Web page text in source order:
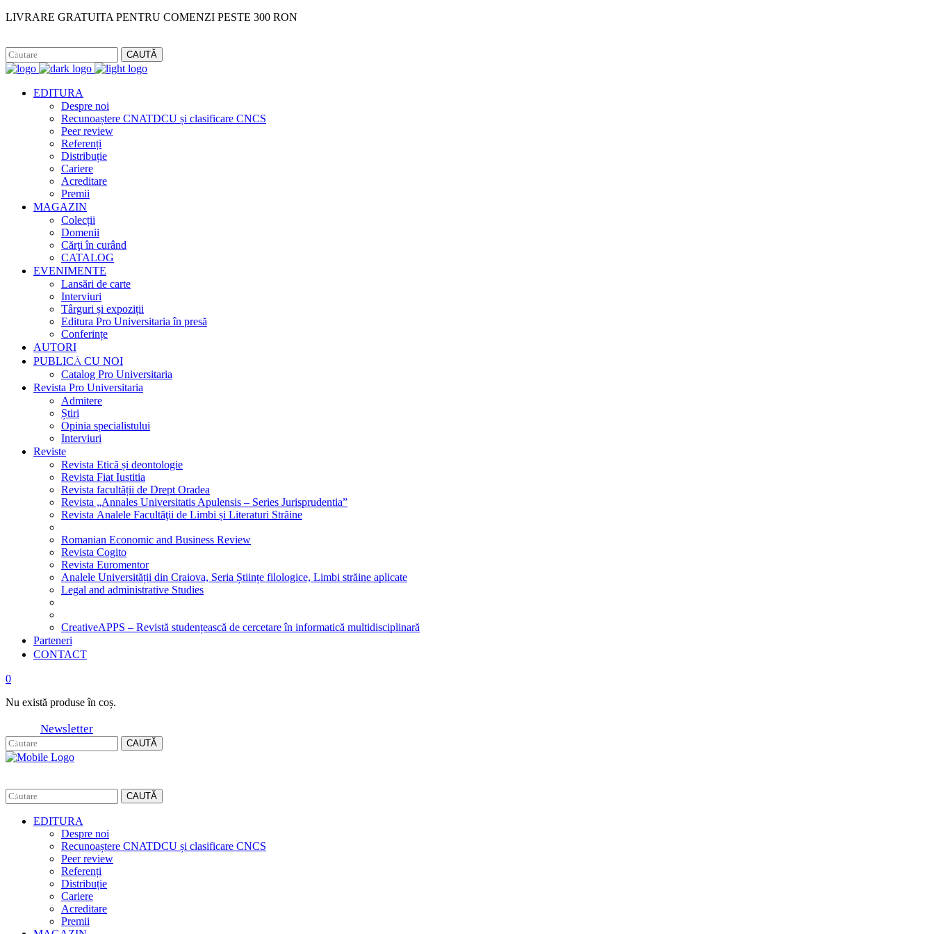
LIVRARE GRATUITA PENTRU COMENZI PESTE 300 RON
CAUTĂ
EDITURA
Despre noi
Recunoaștere CNATDCU și clasificare CNCS
Peer review
Referenți
Distribuție
Cariere
Acreditare
Premii
MAGAZIN
Colecții
Domenii
Cărţi în curând
CATALOG
EVENIMENTE
Lansări de carte
Interviuri
Târguri și expoziții
Editura Pro Universitaria în presă
Conferințe
AUTORI
PUBLICĂ CU NOI
Catalog Pro Universitaria
Revista Pro Universitaria
Admitere
Știri
Opinia specialistului
Interviuri
Reviste
Revista Etică și deontologie
Revista Fiat Iustitia
Revista facultății de Drept Oradea
Revista „Annales Universitatis Apulensis – Series Jurisprudentia”
Revista Analele Facultăţii de Limbi și Literaturi Străine
Romanian Economic and Business Review
Revista Cogito
Revista Euromentor
Analele Universității din Craiova, Seria Științe filologice, Limbi străine aplicate
Legal and administrative Studies
CreativeAPPS – Revistă studențească de cercetare în informatică multidisciplinară
Parteneri
CONTACT
0
Nu există produse în coș.
Newsletter
CAUTĂ
CAUTĂ
EDITURA
Despre noi
Recunoaștere CNATDCU și clasificare CNCS
Peer review
Referenți
Distribuție
Cariere
Acreditare
Premii